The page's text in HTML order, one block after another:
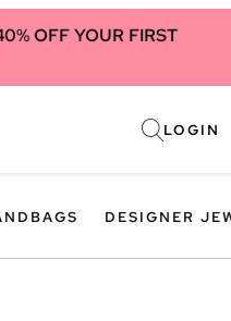
OFF YOUR FIRST
LOGIN
DESIGNER